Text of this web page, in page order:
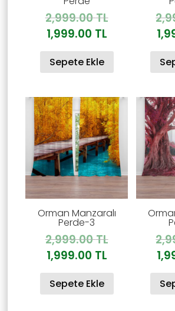
2,999.00TLOrijinal
2,999.00 TL.
1,999.00 TLŞu
andaki
Sepete Ekle
Orman Manzaralı
Perde-3
2,999.00TLOrijinal
2,999.00 TL.
1,999.00 TLŞu
andaki
Sepete Ekle